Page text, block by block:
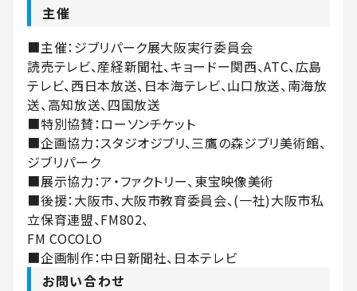
主催
■主催：ジブリパーク展大阪実行委員会
読売テレビ、産経新聞社、キョードー関西、ATC、広島
テレビ、西日本放送、日本海テレビ、山口放送、南海放
送、高知放送、四国放送
■特別協賛：ローソンチケット
■企画協力：スタジオジブリ、三鷹の森ジブリ美術館、
ジブリパーク
■展示協力：ア・ファクトリー、東宝映像美術
■後援：大阪市、大阪市教育委員会、(一社)大阪市私
立保育連盟、FM802、
FM COCOLO
■企画制作：中日新聞社、日本テレビ
お問い合わせ